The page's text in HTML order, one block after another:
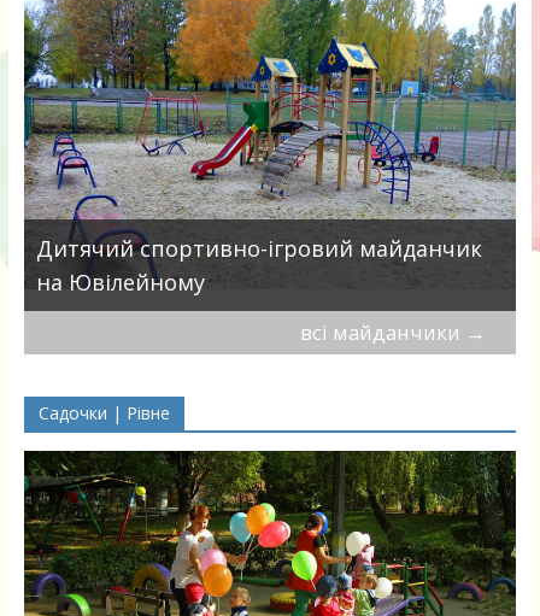
Дитячий спортивно-ігровий майданчик
на Ювілейному
всі майданчики →
Садочки | Рівне